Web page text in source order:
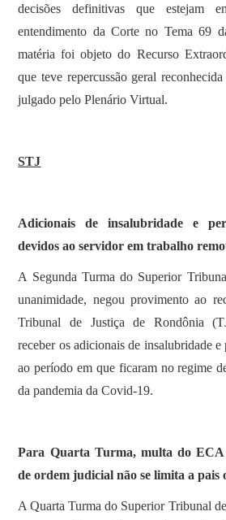
decisões definitivas que estejam
entendimento da Corte no Tema 69
matéria foi objeto do Recurso
que teve repercussão geral
julgado pelo Plenário Virtual.
STJ
Adicionais de insalubridade e
devidos ao servidor em trabalho
​A Segunda Turma do Superior
unanimidade, negou provimento ao
Tribunal de Justiça de Rondônia
receber os adicionais de insalubridade
ao período em que ficaram no regime
da pandemia da Covid-19.
Para Quarta Turma, multa do ECA
de ordem judicial não se limita a pais
​A Quarta Turma do Superior Tribunal